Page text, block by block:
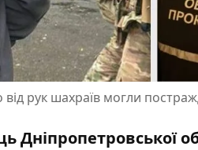
рук шахраїв могли
Дніпропетровської